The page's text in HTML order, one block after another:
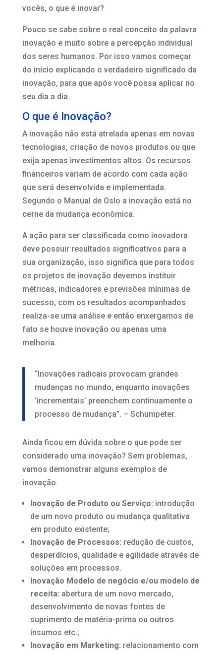
vocês, o que é inovar?
Pouco se sabe sobre o real conceito da palavra
inovação e muito sobre a percepção individual
dos seres humanos. Por isso vamos começar
do início explicando o verdadeiro significado da
inovação, para que após você possa aplicar no
seu dia a dia.
O que é Inovação?
A inovação não está atrelada apenas em novas
tecnologias, criação de novos produtos ou que
exija apenas investimentos altos. Os recursos
financeiros variam de acordo com cada ação
que será desenvolvida e implementada.
Segundo o Manual de Oslo a inovação está no
cerne da mudança econômica.
A ação para ser classificada como inovadora
deve possuir resultados significativos para a
sua organização, isso significa que para todos
os projetos de inovação devemos instituir
métricas, indicadores e previsões mínimas de
sucesso, com os resultados acompanhados
realiza-se uma análise e então enxergamos de
fato se houve inovação ou apenas uma
melhoria.
“Inovações radicais provocam grandes
mudanças no mundo, enquanto inovações
‘incrementais’ preenchem continuamente o
processo de mudança”. – Schumpeter.
Ainda ficou em dúvida sobre o que pode ser
considerado uma inovação? Sem problemas,
vamos demonstrar alguns exemplos de
inovação.
Inovação de Produto ou Serviço: introdução
de um novo produto ou mudança qualitativa
em produto existente;
Inovação de Processos: redução de custos,
desperdícios, qualidade e agilidade através de
soluções em processos.
Inovação Modelo de negócio e/ou modelo de
receita: abertura de um novo mercado,
desenvolvimento de novas fontes de
suprimento de matéria-prima ou outros
insumos etc.;
Inovação em Marketing: relacionamento com